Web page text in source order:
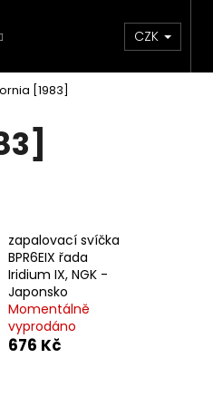
Oleje & Maziva
CZK
[1983]
zapalovací svíčka
BPR6EIX řada
Iridium IX, NGK -
Japonsko
Momentálně
vyprodáno
676 Kč